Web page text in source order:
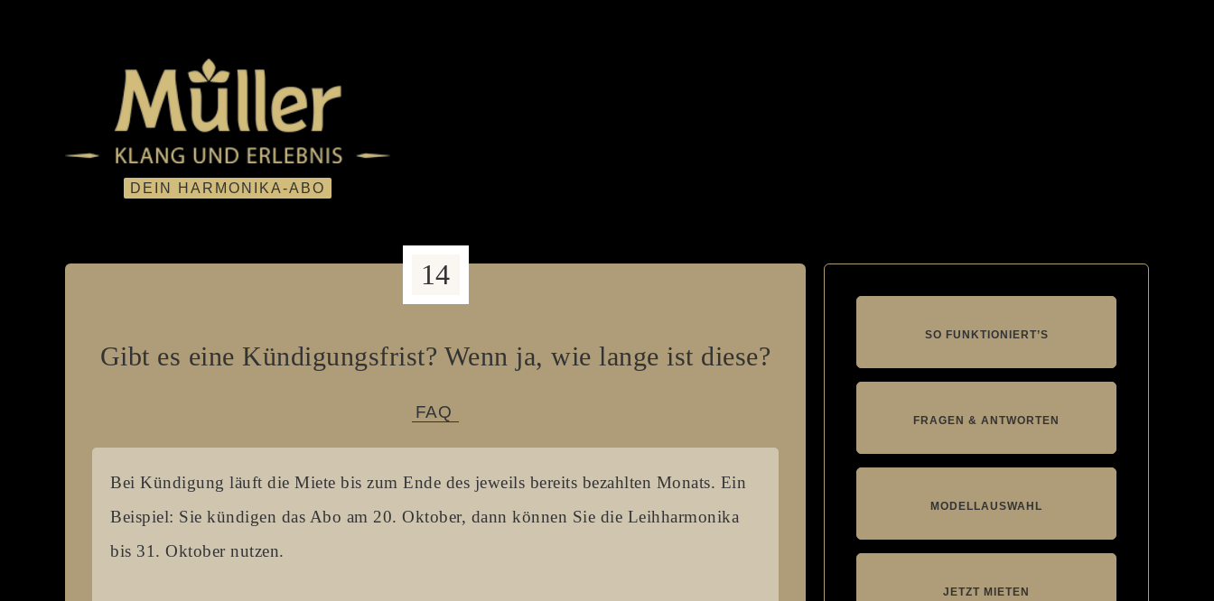
Gibt es eine Kündigungsfrist? Wenn ja, wie lange ist diese?
FAQ
14
Bei Kündigung läuft die Miete bis zum Ende des jeweils bereits bezahlten Monats. Ein
Beispiel: Sie kündigen das Abo am 20. Oktober, dann können Sie die Leihharmonika
bis 31. Oktober nutzen.
SO FUNKTIONIERT’S
FRAGEN & ANTWORTEN
MODELLAUSWAHL
JETZT MIETEN